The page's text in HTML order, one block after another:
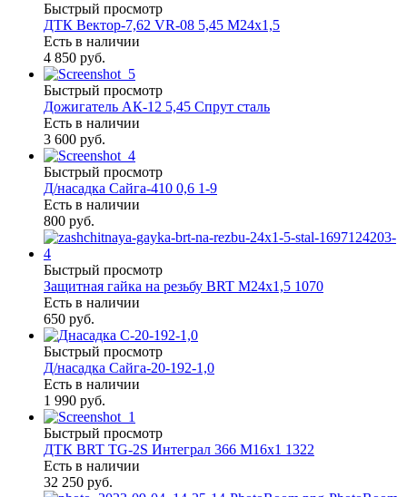
Быстрый просмотр
ДТК Вектор-7,62 VR-08 5,45 М24х1,5
Есть в наличии
4 850 руб.
Быстрый просмотр
Дожигатель АК-12 5,45 Спрут сталь
Есть в наличии
3 600 руб.
Быстрый просмотр
Д/насадка Сайга-410 0,6 1-9
Есть в наличии
800 руб.
Быстрый просмотр
Защитная гайка на резьбу BRT М24х1,5 1070
Есть в наличии
650 руб.
Быстрый просмотр
Д/насадка Сайга-20-192-1,0
Есть в наличии
1 990 руб.
Быстрый просмотр
ДТК BRT TG-2S Интеграл 366 M16х1 1322
Есть в наличии
32 250 руб.